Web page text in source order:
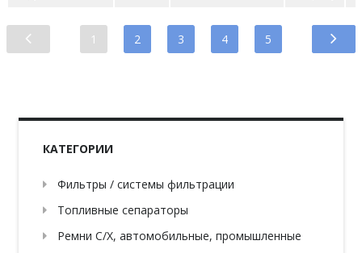
1 2 3 4 5
КАТЕГОРИИ
Фильтры / системы фильтрации
Топливные сепараторы
Ремни С/Х, автомобильные, промышленные